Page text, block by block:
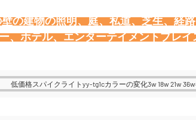
の建物の照明、庭、私道、芝生、経